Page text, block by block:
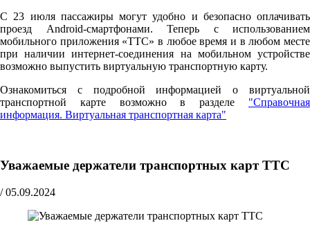
С 23 июля пассажиры могут удобно и безопасно оплачивать
проезд Android-смартфонами. Теперь с использованием
мобильного приложения «ТТС» в любое время и в любом месте
при наличии интернет-соединения на мобильном устройстве
возможно выпустить виртуальную транспортную карту.
Ознакомиться с подробной информацией о виртуальной
транспортной карте возможно в разделе "Справочная
информация. Виртуальная транспортная карта"
Уважаемые держатели транспортных карт ТТС
/ 05.09.2024